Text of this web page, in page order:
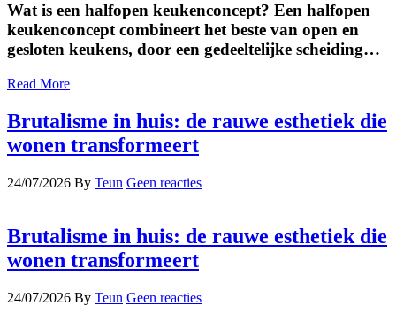
Wat is een halfopen keukenconcept? Een halfopen
keukenconcept combineert het beste van open en
gesloten keukens, door een gedeeltelijke scheiding…
Read More
Brutalisme in huis: de rauwe esthetiek die
wonen transformeert
24/07/2026 By Teun Geen reacties
Brutalisme in huis: de rauwe esthetiek die
wonen transformeert
24/07/2026 By Teun Geen reacties